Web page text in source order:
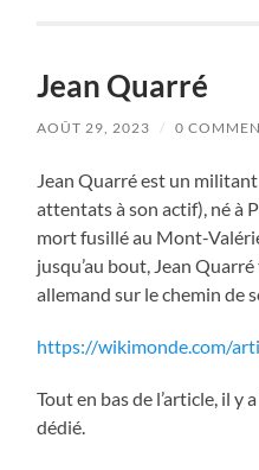
Jean Quarré
AOÛT 29, 2023 / 0
Jean Quarré est un
attentats à son actif), né à
mort fusillé au Mont-
jusqu’au bout, Jean
allemand sur le chemin de
https://wikimonde.com/
Tout en bas de l’article, il y
dédié.